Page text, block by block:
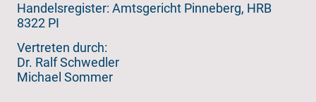
Handelsregister: Amtsgericht Pinneberg, HRB
8322 PI
Vertreten durch:
Dr. Ralf Schwedler
Michael Sommer